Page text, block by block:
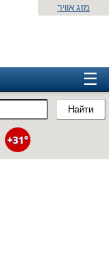
Найти
מזג אוויר
☰
+31°